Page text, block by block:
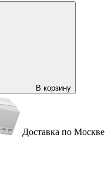
В корзину
Доставка по Москве